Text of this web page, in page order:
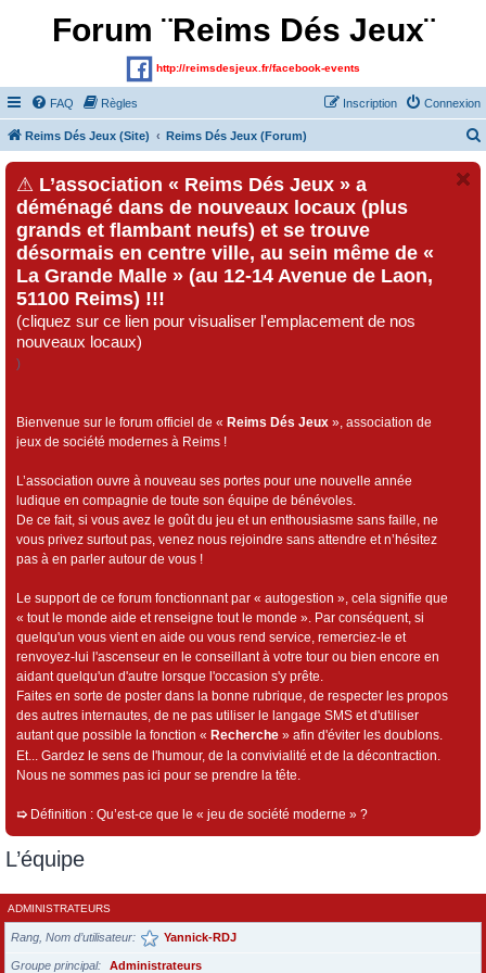
Forum ¨Reims Dés Jeux¨
http://reimsdesjeux.fr/facebook-events
FAQ Règles Connexion
Inscription
Reims Dés Jeux (Site) Reims Dés Jeux (Forum)
⚠ L’association « Reims Dés Jeux » a
déménagé dans de nouveaux locaux (plus
grands et flambant neufs) et se trouve
désormais en centre ville, au sein même de «
La Grande Malle » (au 12-14 Avenue de Laon,
51100 Reims) !!!
(cliquez sur ce lien pour visualiser l'emplacement de nos
nouveaux locaux)
)
Bienvenue sur le forum officiel de « Reims Dés Jeux », association de
jeux de société modernes à Reims !
L’association ouvre à nouveau ses portes pour une nouvelle année
ludique en compagnie de toute son équipe de bénévoles.
De ce fait, si vous avez le goût du jeu et un enthousiasme sans faille, ne
vous privez surtout pas, venez nous rejoindre sans attendre et n’hésitez
pas à en parler autour de vous !
Le support de ce forum fonctionnant par « autogestion », cela signifie que
« tout le monde aide et renseigne tout le monde ». Par conséquent, si
quelqu'un vous vient en aide ou vous rend service, remerciez-le et
renvoyez-lui l'ascenseur en le conseillant à votre tour ou bien encore en
aidant quelqu'un d'autre lorsque l'occasion s'y prête.
Faites en sorte de poster dans la bonne rubrique, de respecter les propos
des autres internautes, de ne pas utiliser le langage SMS et d'utiliser
autant que possible la fonction « Recherche » afin d'éviter les doublons.
Et... Gardez le sens de l'humour, de la convivialité et de la décontraction.
Nous ne sommes pas ici pour se prendre la tête.
➯ Définition : Qu’est-ce que le « jeu de société moderne » ?
L’équipe
ADMINISTRATEURS
Rang, Nom d’utilisateur Yannick-RDJ
Groupe principal Administrateurs